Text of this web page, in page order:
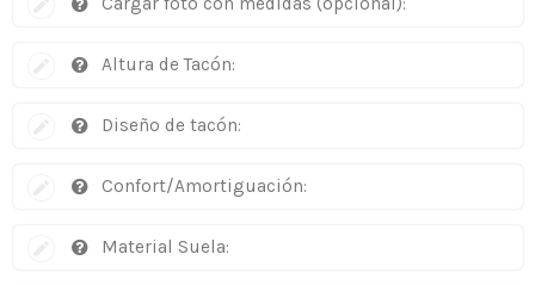
Altura de Tacón:
Diseño de tacón:
Confort/Amortiguación:
Material Suela: